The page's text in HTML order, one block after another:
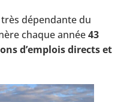
dépendante du
chaque année43
d’emplois directs et